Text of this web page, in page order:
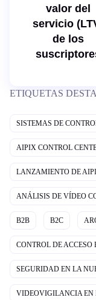
valor del
servicio
de los
ETIQUETAS
SISTEMAS DE
AIPIX CONTROL
LANZAMIENTO DE
ANÁLISIS DE VÍDEO
B2B B2C
CONTROL DE
SEGURIDAD EN LA
VIDEOVIGILANCIA EN